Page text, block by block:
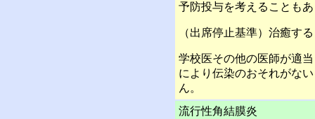
予防投与を考えることも
（出席停止基準）治癒す
学校医その他の医師が適
により伝染のおそれがな
ん。
流行性角結膜炎